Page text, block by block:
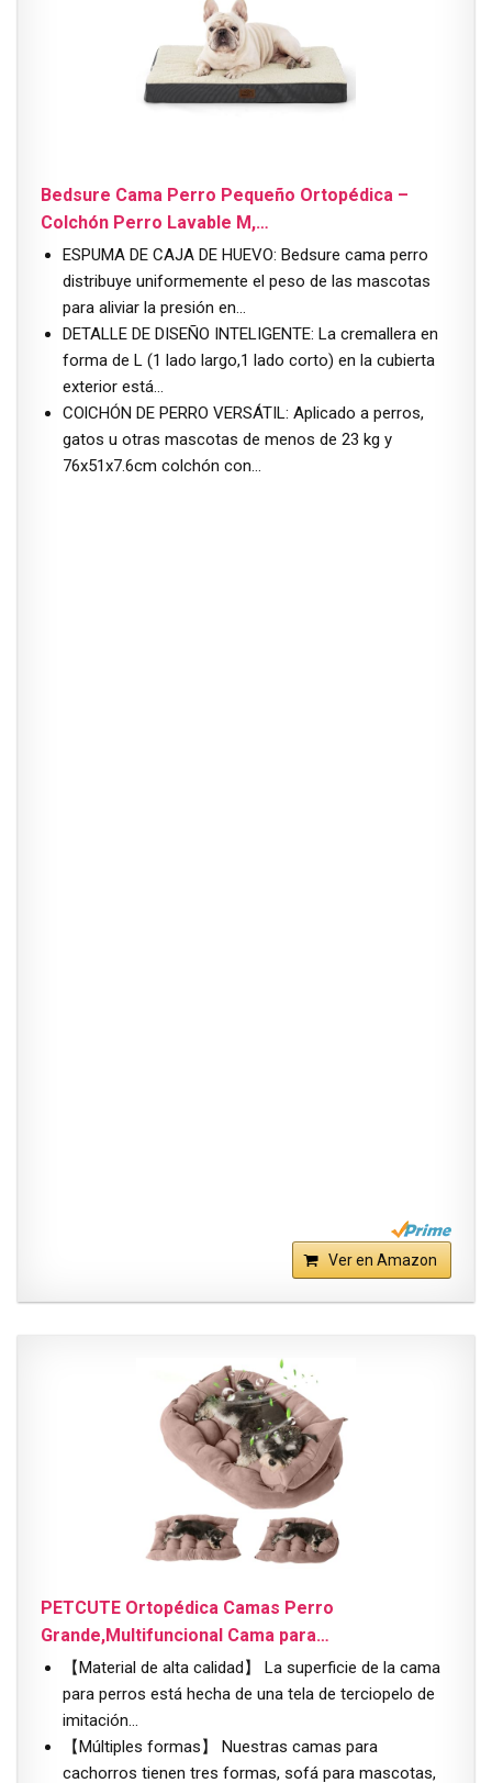
Bedsure Cama Perro Pequeño Ortopédica –
Colchón Perro Lavable M,…
ESPUMA DE CAJA DE HUEVO: Bedsure cama perro
distribuye uniformemente el peso de las mascotas
para aliviar la presión en…
DETALLE DE DISEÑO INTELIGENTE: La cremallera en
forma de L (1 lado largo,1 lado corto) en la cubierta
exterior está…
COlCHÓN DE PERRO VERSÁTIL: Aplicado a perros,
gatos u otras mascotas de menos de 23 kg y
76x51x7.6cm colchón con…
Ver en Amazon
PETCUTE Ortopédica Camas Perro
Grande,Multifuncional Cama para…
【Material de alta calidad】 La superficie de la cama
para perros está hecha de una tela de terciopelo de
imitación…
【Múltiples formas】 Nuestras camas para
cachorros tienen tres formas, sofá para mascotas,